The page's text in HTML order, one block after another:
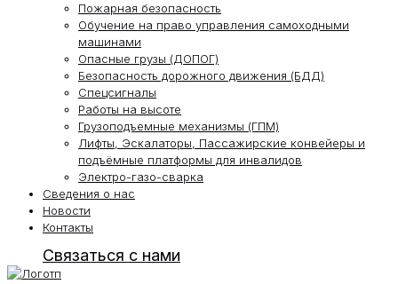
Пожарная безопасность
Обучение на право управления самоходными
машинами
Опасные грузы (ДОПОГ)
Безопасность дорожного движения (БДД)
Спецсигналы
Работы на высоте
Грузоподъемные механизмы (ГПМ)
Лифты, Эскалаторы, Пассажирские конвейеры и
подъёмные платформы для инвалидов
Электро-газо-сварка
Сведения о нас
Новости
Контакты
Связаться с нами